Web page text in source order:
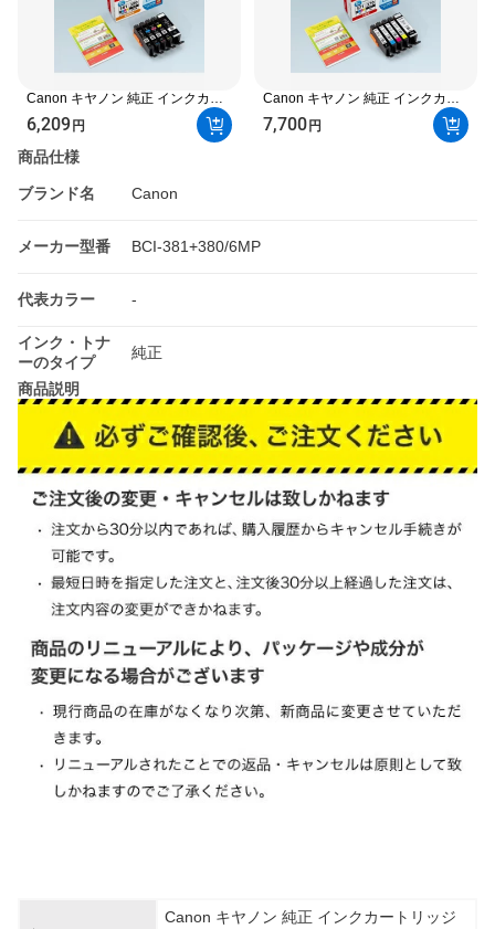
Canon キヤノン 純正 インクカー
トリッジ BCI-381(BK/C/M/Y)+380
5色マルチパック【標準容量】
BCI-381+380/5MP
6,209円
Canon キヤノン 純正 インクカー
トリッジ BCI-
371XL(BK/C/M/Y)+370XL 5色マル
7,700円
商品仕様
ブランド名 Canon
メーカー型番 BCI-381+380/6MP
代表カラー -
インク・トナ
ーのタイプ
純正
商品説明
Canon キヤノン 純正 インクカートリッジ